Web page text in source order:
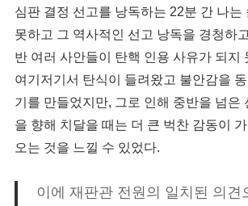
심판 결정 선고를 낭독하는 22분 간 나는
못하고 그 역사적인 선고 낭독을 경청하
반 여러 사안들이 탄핵 인용 사유가 되지
여기저기서 탄식이 들려왔고 불안감을
기를 만들었지만, 그로 인해 중반을 넘은
을 향해 치달을 때는 더 큰 벅찬 감동이
오는 것을 느낄 수 있었다.
이에 재판관 전원의 일치된 의견